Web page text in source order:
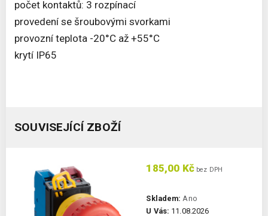
počet kontaktů: 3 rozpínací
provedení se šroubovými svorkami
provozní teplota -20°C až +55°C
krytí IP65
SOUVISEJÍCÍ ZBOŽÍ
185,00 Kč bez DPH
Skladem: Ano
U Vás: 11.08.2026